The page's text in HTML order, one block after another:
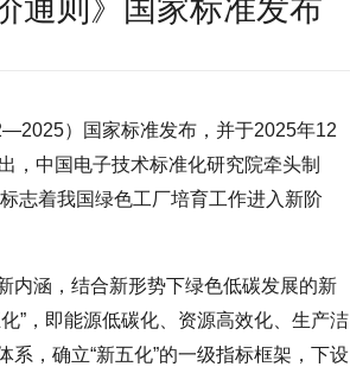
通则》国家标准发布
）国家标准发布，并于2025年12
，中国电子技术标准化研究院牵头制
志着我国绿色工厂培育工作进入新阶
内涵，结合新形势下绿色低碳发展的新
”，即能源低碳化、资源高效化、生产洁
，确立“新五化”的一级指标框架，下设